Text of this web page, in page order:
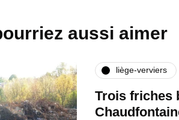
aussi aimer
liège-verviers
Trois friches